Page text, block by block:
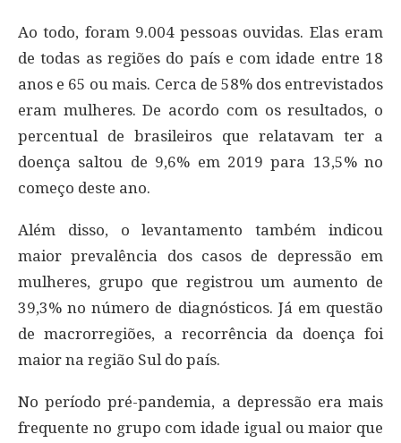
Ao todo, foram 9.004 pessoas ouvidas. Elas eram
de todas as regiões do país e com idade entre 18
anos e 65 ou mais. Cerca de 58% dos entrevistados
eram mulheres. De acordo com os resultados, o
percentual de brasileiros que relatavam ter a
doença saltou de 9,6% em 2019 para 13,5% no
começo deste ano.
Além disso, o levantamento também indicou
maior prevalência dos casos de depressão em
mulheres, grupo que registrou um aumento de
39,3% no número de diagnósticos. Já em questão
de macrorregiões, a recorrência da doença foi
maior na região Sul do país.
No período pré-pandemia, a depressão era mais
frequente no grupo com idade igual ou maior que